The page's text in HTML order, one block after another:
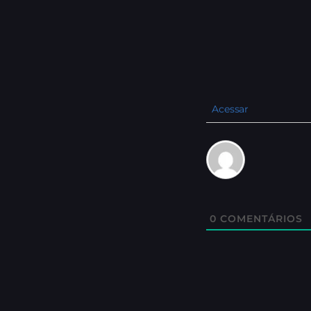
Acessar
0 COMENTÁRIOS